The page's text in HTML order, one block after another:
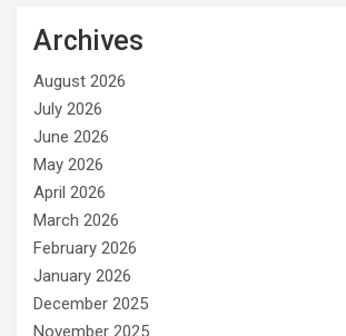
Archives
August 2026
July 2026
June 2026
May 2026
April 2026
March 2026
February 2026
January 2026
December 2025
November 2025